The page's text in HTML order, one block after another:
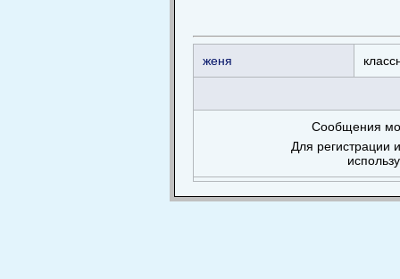
женя
Сообщения
Для регистрации